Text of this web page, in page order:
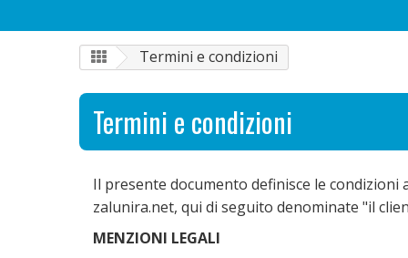
Termini e condizioni
Termini e condizioni
Il presente documento definisce le
zalunira.net, qui di seguito denominate "il
MENZIONI LEGALI